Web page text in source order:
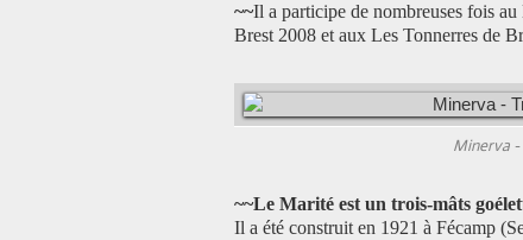
~~Il a participe de nombreuses fois
Brest 2008 et aux Les Tonnerres de
Minerva -
~~Le Marité est un trois-mâts
Il a été construit en 1921 à Fécamp